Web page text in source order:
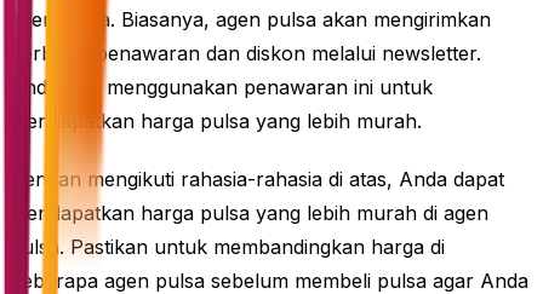
agen pulsa. Biasanya, agen pulsa akan mengirimkan
berbagai penawaran dan diskon melalui newsletter.
Anda bisa menggunakan penawaran ini untuk
mendapatkan harga pulsa yang lebih murah.
Dengan mengikuti rahasia-rahasia di atas, Anda dapat
mendapatkan harga pulsa yang lebih murah di agen
pulsa. Pastikan untuk membandingkan harga di
beberapa agen pulsa sebelum membeli pulsa agar Anda